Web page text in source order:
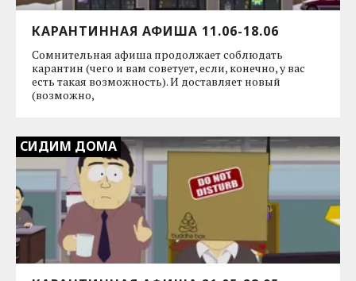
КАРАНТИННАЯ АФИША 11.06-18.06
Сомнительная афиша продолжает соблюдать
карантин (чего и вам советует, если, конечно, у вас
есть такая возможность). И доставляет новый
(возможно,
СИДИМ ДОМА